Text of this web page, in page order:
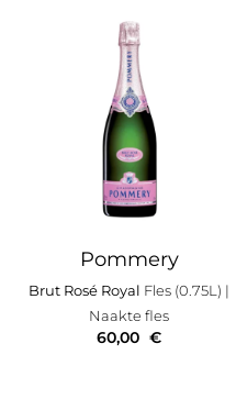
Pommery
Brut Rosé Royal Fles (0.75L) |
Naakte fles
60,00 €